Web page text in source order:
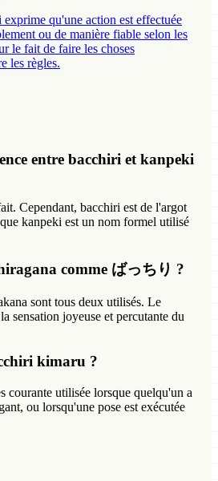
qu'une action est effectuée
ou de manière fiable selon les
le fait de faire les choses
les règles.
entre bacchiri et kanpeki
Cependant, bacchiri est de l'argot
kanpeki est un nom formel utilisé
comme ばっちり ?
sont tous deux utilisés. Le
sensation joyeuse et percutante du
kimaru ?
courante utilisée lorsque quelqu'un a
ou lorsqu'une pose est exécutée